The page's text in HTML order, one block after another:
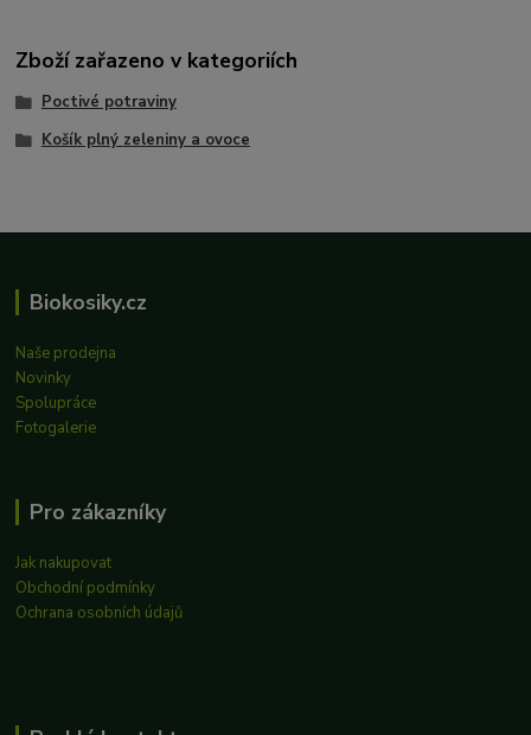
Zboží zařazeno v kategoriích
Poctivé potraviny
Košík plný zeleniny a ovoce
Biokosiky.cz
Naše prodejna
Novinky
Spolupráce
Fotogalerie
Pro zákazníky
Jak nakupovat
Obchodní podmínky
Ochrana osobních údajů